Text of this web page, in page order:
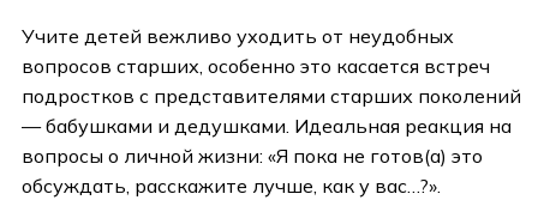
Учите детей вежливо уходить от неудобных
вопросов старших, особенно это касается встреч
подростков с представителями старших поколений
— бабушками и дедушками. Идеальная реакция на
вопросы о личной жизни: «Я пока не готов(а) это
обсуждать, расскажите лучше, как у вас…?».